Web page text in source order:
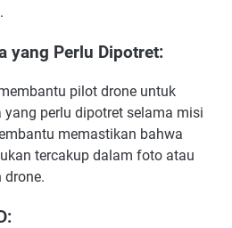
yang Perlu Dipotret:
pilot drone untuk
yang perlu dipotret selama misi
memastikan bahwa
tercakup dalam foto atau
drone.